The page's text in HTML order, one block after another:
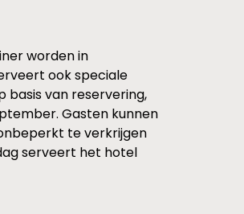
worden in
ook speciale
basis van reservering,
Gasten kunnen
te verkrijgen
serveert het hotel